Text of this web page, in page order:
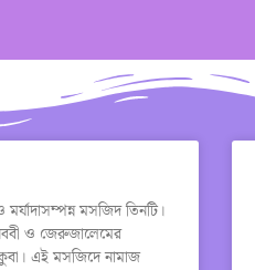
মসজিদ তিনটি।
ও জেরুজালেমের
এই মসজিদে নামাজ